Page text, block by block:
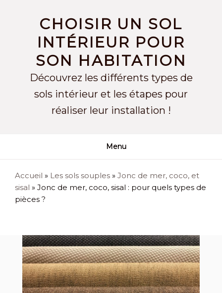
CHOISIR UN SOL
INTÉRIEUR POUR
SON HABITATION
Découvrez les différents types de
sols intérieur et les étapes pour
réaliser leur installation !
Menu
Accueil » Les sols souples » Jonc de mer, coco, et
sisal » Jonc de mer, coco, sisal : pour quels types de
pièces ?